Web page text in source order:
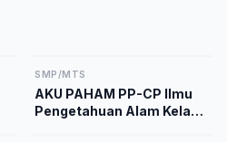
SMP/MTS
AKU PAHAM PP-CP Ilmu
Pengetahuan Alam Kelas